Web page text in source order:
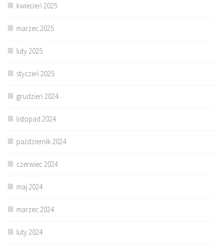
kwiecień 2025
marzec 2025
luty 2025
styczeń 2025
grudzień 2024
listopad 2024
październik 2024
czerwiec 2024
maj 2024
marzec 2024
luty 2024